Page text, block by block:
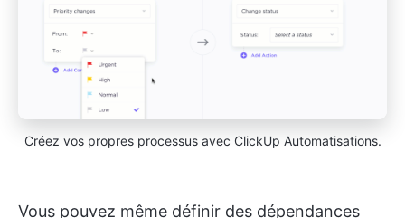
Créez vos propres processus avec ClickUp Automatisations.
Vous pouvez même définir des dépendances